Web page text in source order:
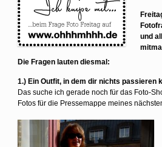
und
Die Fragen lauten diesmal:
1.) Ein Outfit, in dem dir nichts passieren
Das suche ich gerade noch für das Foto-
Fotos für die Pressemappe meines